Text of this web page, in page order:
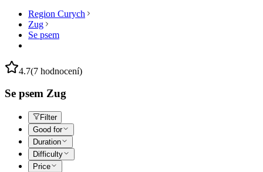
Region Curych
Zug
Se psem
4.7(7 hodnocení)
Se psem Zug
Filter
Good for
Duration
Difficulty
Price